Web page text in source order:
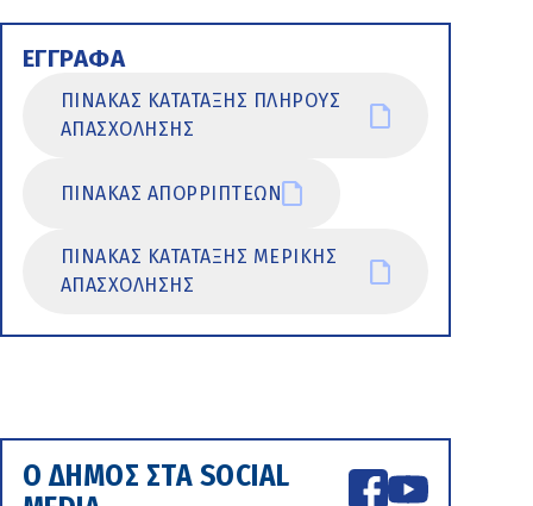
ΕΓΓΡΑΦΑ
ΠΙΝΑΚΑΣ ΚΑΤΑΤΑΞΗΣ ΠΛΗΡΟΥΣ
ΑΠΑΣΧΟΛΗΣΗΣ
ΠΙΝΑΚΑΣ ΑΠΟΡΡΙΠΤΕΩΝ
ΠΙΝΑΚΑΣ ΚΑΤΑΤΑΞΗΣ ΜΕΡΙΚΗΣ
ΑΠΑΣΧΟΛΗΣΗΣ
Ο ΔΗΜΟΣ ΣΤΑ SOCIAL